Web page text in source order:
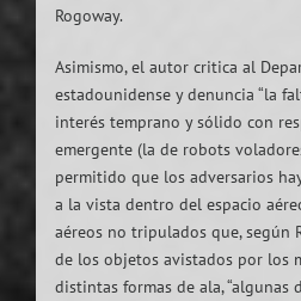
Rogoway.
Asimismo, el autor critica al
estadounidense y denuncia “la
interés temprano y sólido con
emergente (la de robots
permitido que los adversarios
a la vista dentro del espacio
aéreos no tripulados que, según
de los objetos avistados por los
distintas formas de ala, “algunas